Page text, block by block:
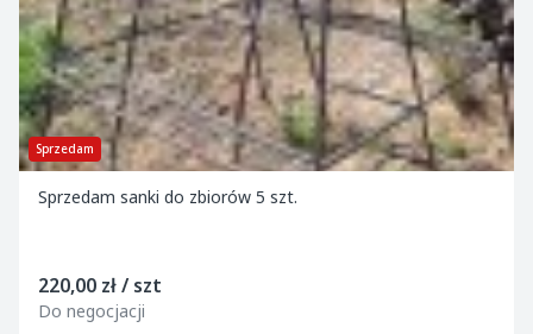
Sprzedam
Sprzedam sanki do zbiorów 5 szt.
220,00 zł / szt
Do negocjacji